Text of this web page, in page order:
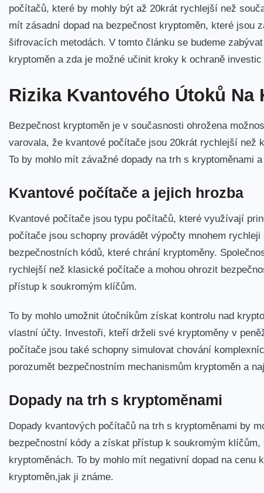
počítačů, které by mohly být až 20krát rychlejší než
mít zásadní dopad na bezpečnost kryptoměn, které jsou
šifrovacích⁤ metodách. V tomto článku se budeme
kryptoměn a zda je možné‌ učinit kroky k ochraně‌
Rizika Kvantového Útoků Na
Bezpečnost kryptoměn je v současnosti ohrožena⁣
varovala, že kvantové počítače jsou 20krát rychlejší než
To⁣ by⁣ mohlo mít závažné dopady na trh s kryptoměnami
Kvantové ⁣počítače a jejich hrozba
Kvantové počítače jsou typu počítačů, které využívají
počítače jsou schopny provádět výpočty mnohem
bezpečnostních kódů, které chrání kryptoměny.
rychlejší než klasické počítače a mohou⁤ ohrozit
přístup ⁣k soukromým klíčům.
To by mohlo umožnit útočníkům získat kontrolu nad
vlastní účty.​ Investoři, kteří drželi své kryptoměny‌ v
počítače jsou také schopny simulovat chování
porozumět bezpečnostním mechanismům kryptoměn a
Dopady na⁤ trh s kryptoměnami
Dopady kvantových počítačů na trh s kryptoměnami by
bezpečnostní kódy a získat ⁤přístup k soukromým
kryptoměnách. To​ by mohlo mít negativní dopad na
kryptoměn,jak ji známe.